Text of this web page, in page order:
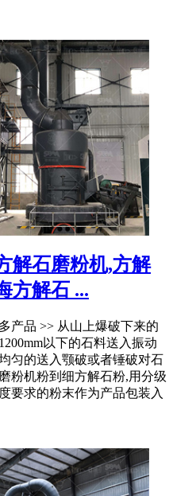
解石磨粉机,方解
方解石 ...
产品 >> 从山上爆破下来的
以下的石料送入振动
匀的送入颚破或者锤破对石
粉机粉到细方解石粉,用分级
要求的粉末作为产品包装入